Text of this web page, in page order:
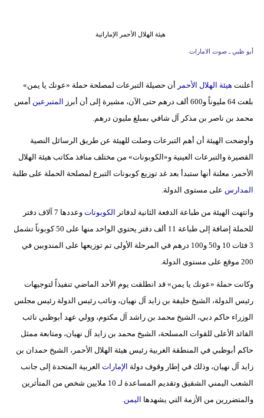
وتكنولوجيا
مدوَّنات
أبراج
سيارات
هيئة الهلال الأحمر الإماراتية
أبو ظبي ـ صوت الامارات
أعلنت هيئة الهلال الأحمر أن حصيلة التبرعات لمصلحة حملة «عونك يا يمن»
بلغت 64 مليوناً و600 ألف درهم حتى الآن، مشيرة إلى أن أبرز
المتبرعين أمس
محمد بن ناصر بن مذكر آل شافي بمبلغ مليون درهم.
وأوضحت الهيئة أن أهم التبرعات وصلت للهيئة عن طريق الرسائل النصية
القصيرة والتبرعات العينية و«الكوبونات» من مختلف منافذ مكاتب هيئة الهلال
الأحمر، معلنة أنها ستبدأ بعد غد توزيع كوبونات التبرع لمصلحة الحملة على طلبة
المدارس على مستوى الدولة.
وانتهت الهيئة من طباعة الدفعة الثانية لدفاتر الكوبونات
وعددها 7 آلاف دفتر
للحملة إضافة إلى طباعة 11 ألف دفتر يحتوي الواحد منها على 50 كوبوناً تشمل
3 فئات 10 و50 و100 درهم في المرحلة الأولى تم توزيعها على المندوبين في
200 موقع على مستوى الدولة.
وكانت حملة «عونك يا يمن» قد انطلقت يوم الأحد الماضي تنفيذاً لتوجيهات
رئيس الدولة، الشيخ خليفة بن زايد آل نهيان، ونائب رئيس الدولة رئيس مجلس
الوزراء حاكم دبي، الشيخ محمد بن راشد آل مكتوم، وولي عهد أبوظبي نائب
القائد الأعلى للقوات المسلحة، الشيخ محمد بن زايد آل نهيان، ومتابعة ممثل
حاكم أبوظبي في المنطقة الغربية رئيس هيئة الهلال الأحمر، الشيخ حمدان بن
زايد آل نهيان، وذلك في إطار وقوف دولة الإمارات العربية المتحدة إلى جانب
الشعب اليمني الشقيق وتقديم المساعدة لـ 10 ملايين شخص من المتأثرين
والمتضررين من الأزمة التي يشهدها اليمن